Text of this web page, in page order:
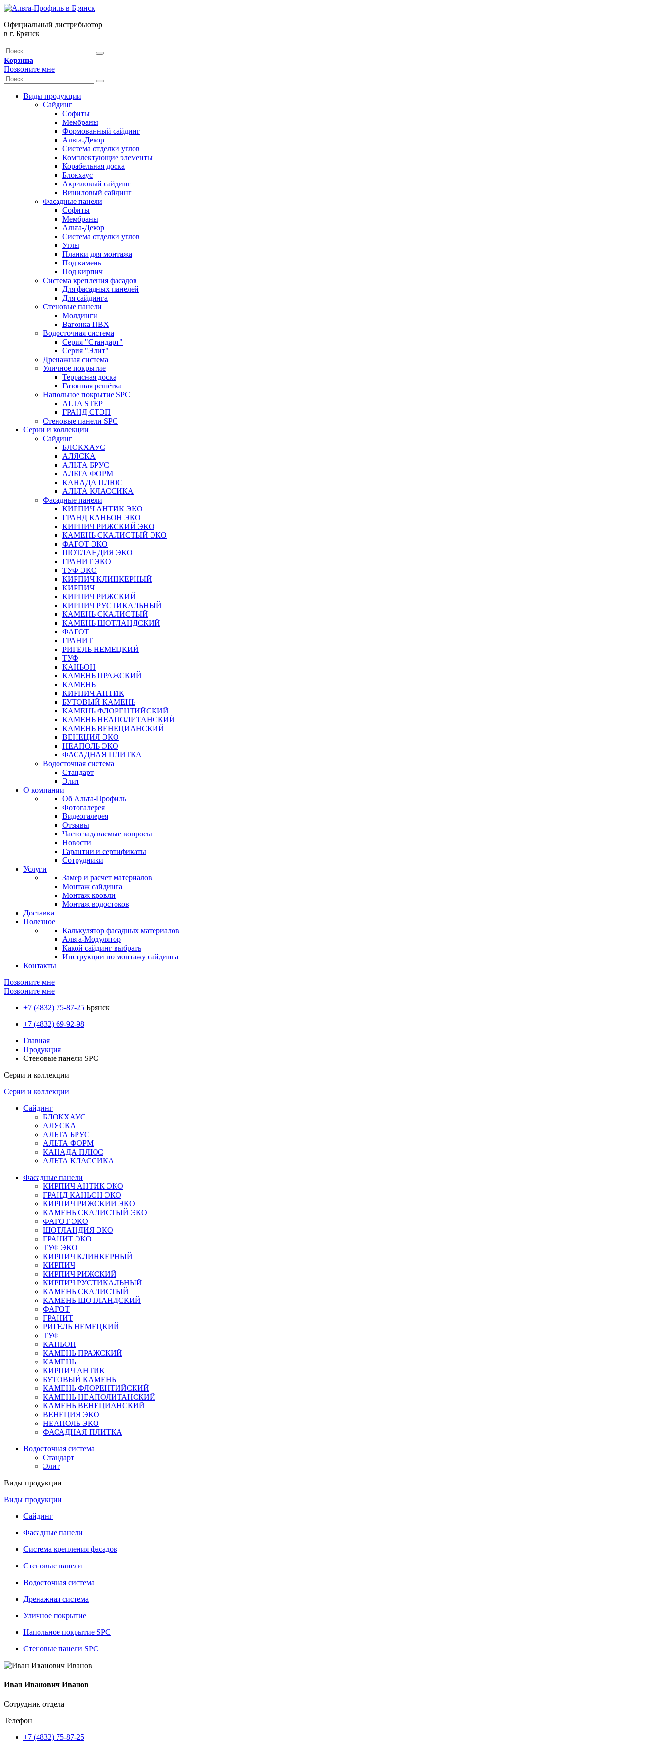
Официальный дистрибьютор
в г. Брянск
Корзина
Позвоните мне
Виды продукции
Сайдинг
Софиты
Мембраны
Формованный сайдинг
Альта-Декор
Система отделки углов
Комплектующие элементы
Корабельная доска
Блокхаус
Акриловый сайдинг
Виниловый сайдинг
Фасадные панели
Софиты
Мембраны
Альта-Декор
Система отделки углов
Углы
Планки для монтажа
Под камень
Под кирпич
Система крепления фасадов
Для фасадных панелей
Для сайдинга
Стеновые панели
Молдинги
Вагонка ПВХ
Водосточная система
Серия "Стандарт"
Серия "Элит"
Дренажная система
Уличное покрытие
Террасная доска
Газонная решётка
Напольное покрытие SPC
ALTA STEP
ГРАНД СТЭП
Стеновые панели SPC
Серии и коллекции
Сайдинг
БЛОКХАУС
АЛЯСКА
АЛЬТА БРУС
АЛЬТА ФОРМ
КАНАДА ПЛЮС
АЛЬТА КЛАССИКА
Фасадные панели
КИРПИЧ АНТИК ЭКО
ГРАНД КАНЬОН ЭКО
КИРПИЧ РИЖСКИЙ ЭКО
КАМЕНЬ СКАЛИСТЫЙ ЭКО
ФАГОТ ЭКО
ШОТЛАНДИЯ ЭКО
ГРАНИТ ЭКО
ТУФ ЭКО
КИРПИЧ КЛИНКЕРНЫЙ
КИРПИЧ
КИРПИЧ РИЖСКИЙ
КИРПИЧ РУСТИКАЛЬНЫЙ
КАМЕНЬ СКАЛИСТЫЙ
КАМЕНЬ ШОТЛАНДСКИЙ
ФАГОТ
ГРАНИТ
РИГЕЛЬ НЕМЕЦКИЙ
ТУФ
КАНЬОН
КАМЕНЬ ПРАЖСКИЙ
КАМЕНЬ
КИРПИЧ АНТИК
БУТОВЫЙ КАМЕНЬ
КАМЕНЬ ФЛОРЕНТИЙСКИЙ
КАМЕНЬ НЕАПОЛИТАНСКИЙ
КАМЕНЬ ВЕНЕЦИАНСКИЙ
ВЕНЕЦИЯ ЭКО
НЕАПОЛЬ ЭКО
ФАСАДНАЯ ПЛИТКА
Водосточная система
Стандарт
Элит
О компании
Об Альта-Профиль
Фотогалерея
Видеогалерея
Отзывы
Часто задаваемые вопросы
Новости
Гарантии и сертификаты
Сотрудники
Услуги
Замер и расчет материалов
Монтаж сайдинга
Монтаж кровли
Монтаж водостоков
Доставка
Полезное
Калькулятор фасадных материалов
Альта-Модулятор
Какой сайдинг выбрать
Инструкции по монтажу сайдинга
Контакты
Позвоните мне
Позвоните мне
+7 (4832) 75-87-25 Брянск
+7 (4832) 69-92-98
Главная
Продукция
Стеновые панели SPC
Серии и коллекции
Серии и коллекции
Сайдинг
БЛОКХАУС
АЛЯСКА
АЛЬТА БРУС
АЛЬТА ФОРМ
КАНАДА ПЛЮС
АЛЬТА КЛАССИКА
Фасадные панели
КИРПИЧ АНТИК ЭКО
ГРАНД КАНЬОН ЭКО
КИРПИЧ РИЖСКИЙ ЭКО
КАМЕНЬ СКАЛИСТЫЙ ЭКО
ФАГОТ ЭКО
ШОТЛАНДИЯ ЭКО
ГРАНИТ ЭКО
ТУФ ЭКО
КИРПИЧ КЛИНКЕРНЫЙ
КИРПИЧ
КИРПИЧ РИЖСКИЙ
КИРПИЧ РУСТИКАЛЬНЫЙ
КАМЕНЬ СКАЛИСТЫЙ
КАМЕНЬ ШОТЛАНДСКИЙ
ФАГОТ
ГРАНИТ
РИГЕЛЬ НЕМЕЦКИЙ
ТУФ
КАНЬОН
КАМЕНЬ ПРАЖСКИЙ
КАМЕНЬ
КИРПИЧ АНТИК
БУТОВЫЙ КАМЕНЬ
КАМЕНЬ ФЛОРЕНТИЙСКИЙ
КАМЕНЬ НЕАПОЛИТАНСКИЙ
КАМЕНЬ ВЕНЕЦИАНСКИЙ
ВЕНЕЦИЯ ЭКО
НЕАПОЛЬ ЭКО
ФАСАДНАЯ ПЛИТКА
Водосточная система
Стандарт
Элит
Виды продукции
Виды продукции
Сайдинг
Фасадные панели
Система крепления фасадов
Стеновые панели
Водосточная система
Дренажная система
Уличное покрытие
Напольное покрытие SPC
Стеновые панели SPC
Иван Иванович Иванов
Сотрудник отдела
Телефон
+7 (4832) 75-87-25